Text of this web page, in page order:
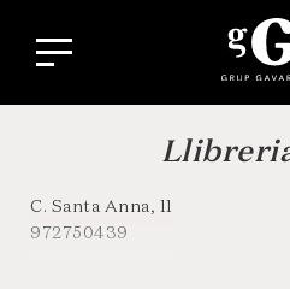
C. Santa Anna, 11
972750439